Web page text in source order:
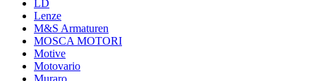
LD
Lenze
M&S Armaturen
MOSCA MOTORI
Motive
Motovario
Muraro